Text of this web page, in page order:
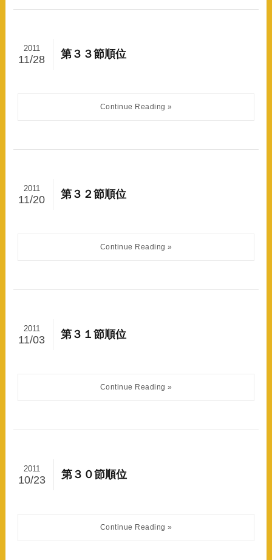
第３３節順位
2011
11/28
第３２節順位
2011
11/20
第３１節順位
2011
11/03
第３０節順位
2011
10/23